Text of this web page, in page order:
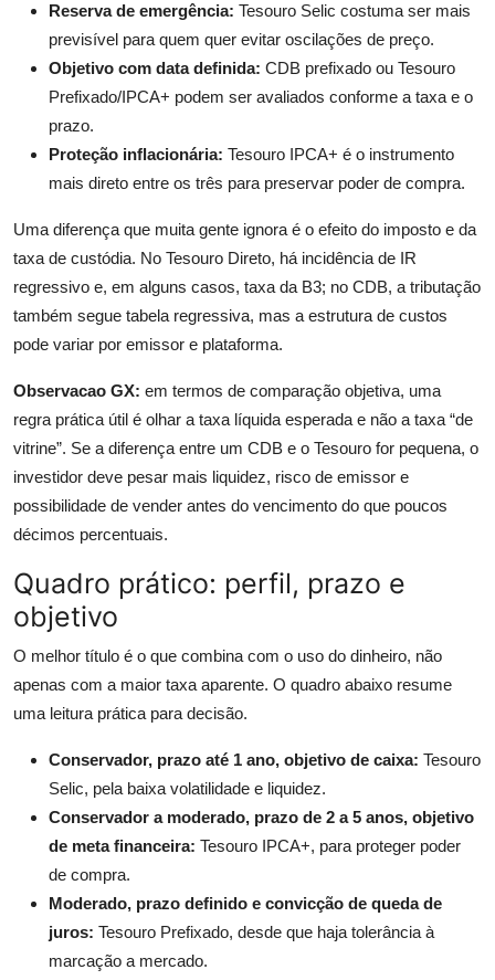
Reserva de emergência: Tesouro Selic costuma ser mais
previsível para quem quer evitar oscilações de preço.
Objetivo com data definida: CDB prefixado ou Tesouro
Prefixado/IPCA+ podem ser avaliados conforme a taxa e o
prazo.
Proteção inflacionária: Tesouro IPCA+ é o instrumento
mais direto entre os três para preservar poder de compra.
Uma diferença que muita gente ignora é o efeito do imposto e da
taxa de custódia. No Tesouro Direto, há incidência de IR
regressivo e, em alguns casos, taxa da B3; no CDB, a tributação
também segue tabela regressiva, mas a estrutura de custos
pode variar por emissor e plataforma.
Observacao GX: em termos de comparação objetiva, uma
regra prática útil é olhar a taxa líquida esperada e não a taxa “de
vitrine”. Se a diferença entre um CDB e o Tesouro for pequena, o
investidor deve pesar mais liquidez, risco de emissor e
possibilidade de vender antes do vencimento do que poucos
décimos percentuais.
Quadro prático: perfil, prazo e
objetivo
O melhor título é o que combina com o uso do dinheiro, não
apenas com a maior taxa aparente. O quadro abaixo resume
uma leitura prática para decisão.
Conservador, prazo até 1 ano, objetivo de caixa: Tesouro
Selic, pela baixa volatilidade e liquidez.
Conservador a moderado, prazo de 2 a 5 anos, objetivo
de meta financeira: Tesouro IPCA+, para proteger poder
de compra.
Moderado, prazo definido e convicção de queda de
juros: Tesouro Prefixado, desde que haja tolerância à
marcação a mercado.